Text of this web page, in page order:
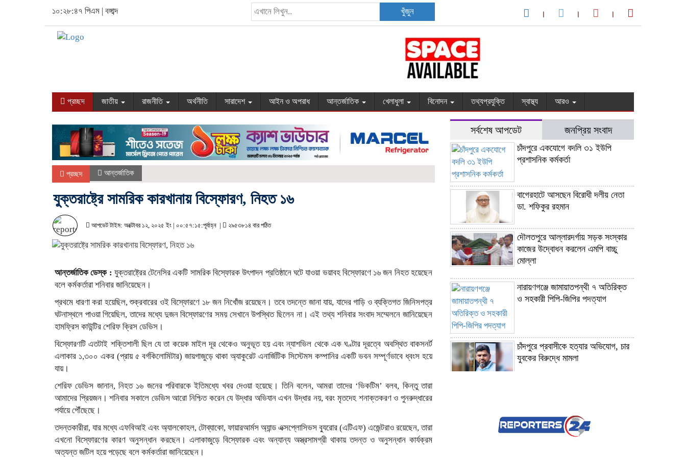
১০:২৮:৪৭ পিএম | বঙ্গাব্দ খুঁজুন
প্রচ্ছদ জাতীয় রাজনীতি অর্থনীতি সারাদেশ আইন ও অপরাধ আন্তর্জাতিক খেলাধুলা বিনোদন তথ্যপ্রযুক্তি স্বাস্থ্য আরও
প্রচ্ছদ আন্তর্জাতিক
যুক্তরাষ্ট্রে সামরিক কারখানায় বিস্ফোরণ, নিহত ১৬
আপডেট টাইম: অক্টোবর ১২, ২০২৫ ইং | ০০:৫৭:১৫:পূর্বাহ্ন | ২৯৫৩৮১৪ বার পঠিত
আন্তর্জাতিক ডেস্ক : যুক্তরাষ্ট্রের টেনেসির একটি সামরিক বিস্ফোরক উৎপাদন প্রতিষ্ঠানে ঘটে যাওয়া ভয়াবহ বিস্ফোরণে ১৬ জন নিহত হয়েছেন
বলে কর্মকর্তারা শনিবার জানিয়েছেন।
প্রথমে ধারণা করা হয়েছিল, শুক্রবারের ওই বিস্ফোরণে ১৮ জন নিখোঁজ রয়েছেন। তবে তদন্তে জানা যায়, যাদের গাড়ি ও ব্যক্তিগত জিনিসপত্র
ঘটনাস্থলে পাওয়া গিয়েছিল, তাদের মধ্যে দুজন বিস্ফোরণের সময় সেখানে উপস্থিত ছিলেন না। এই তথ্য শনিবার সংবাদ সম্মেলনে জানিয়েছেন
হামফ্রিস কাউন্টির শেরিফ ক্রিস ডেভিস।
বিস্ফোরণটি এতটাই শক্তিশালী ছিল যে তা কয়েক মাইল দূর থেকেও অনুভূত হয় এবং ন্যাশভিল থেকে এক ঘণ্টার দূরত্বে অবস্থিত বাকসনর্ট
এলাকার ১,৩০০ একর (প্রায় ৫ বর্গকিলোমিটার) জায়গাজুড়ে থাকা অ্যাকুরেট এনার্জিটিক সিস্টেমস কম্পানির একটি ভবন সম্পূর্ণভাবে ধ্বংস হয়ে
যায়।
শেরিফ ডেভিস জানান, নিহত ১৬ জনের পরিবারকে ইতিমধ্যে খবর দেওয়া হয়েছে। তিনি বলেন, আমরা তাদের ‘ভিকটিম’ বলব, কিন্তু তারা
আমাদের প্রিয়জন। শনিবার সকালে ডেভিস আরো নিশ্চিত করেন যে উদ্ধার অভিযান এখন উদ্ধার নয়, বরং মৃতদেহ শনাক্তকরণ ও পুনরুদ্ধারের
পর্যায়ে পৌঁছেছে।
তদন্তকারীরা, যার মধ্যে এফবিআই এবং অ্যালকোহল, টোব্যাকো, ফায়ারআর্মস অ্যান্ড এক্সপ্লোসিভস ব্যুরোর (এটিএফ) এজেন্টরাও রয়েছেন, তারা
এখনো বিস্ফোরণের কারণ অনুসন্ধান করছেন। এলাকাজুড়ে বিস্ফোরক এবং অন্যান্য অস্ত্রসামগ্রী থাকায় তদন্ত ও অনুসন্ধান কার্যক্রম
অত্যন্ত জটিল হয়ে পড়েছে বলে কর্মকর্তারা জানিয়েছেন।
সর্বশেষ আপডেট জনপ্রিয় সংবাদ
চাঁদপুরে একযোগে বদলি ৩১ ইউপি
প্রশাসনিক কর্মকর্তা
বাগেরহাটে আসছেন বিরোধী দলীয় নেতা
ডা. শফিকুর রহমান
দৌলতপুরে আল্লারদর্গায় সড়ক সংস্কার
কাজের উদ্বোধন করলেন এমপি বাচ্চু
মোল্লা
নারায়ণগঞ্জে জামায়াতপন্থী ৭ অতিরিক্ত
ও সহকারী পিপি-জিপির পদত্যাগ
চাঁদপুরে প্রবাসীকে হত্যার অভিযোগ, চার
যুবকের বিরুদ্ধে মামলা
পঞ্চগড়ে ১১ দলীয় ঐক্যজোটের বিক্ষোভ